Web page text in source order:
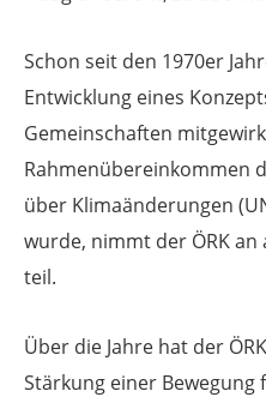
Schon seit den 1970er
Entwicklung eines
Gemeinschaften
Rahmenübereinkommen
über Klimaänderungen
wurde, nimmt der ÖRK
teil.
Über die Jahre hat der
Stärkung einer